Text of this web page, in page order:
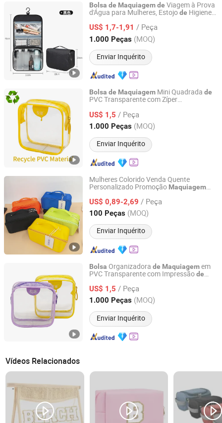
Bolsa de Maquiagemde Viagem à Prova
d'Água para Mulheres, Estojode Higiene
Estojo Preto
US$ 1,7-1,91 / Peça
1.000 Peças (MOQ)
Enviar Inquérito
Hangzhou Huaxin Industry & Trade Co., Ltd.
Zhejiang, China Desde 2025
Bolsa de Maquiagem Mini Quadrada de
PVC Transparente com Zíper
US$ 1,5 / Peça
1.000 Peças (MOQ)
Enviar Inquérito
Wenzhou Chenfa Packaging Co., Ltd.
Zhejiang, China Desde 2025
Mulheres Colorido Venda Quente
Personalizado Promoção Maquiagem
Impermeável Necessaire
Multifuncional Escova
Cosméticos
US$ 0,89-2,69 / Peça
100 Peças (MOQ)
Enviar Inquérito
Yiwu Ginzeal Bag Co., Ltd.
Zhejiang, China Desde 2024
Bolsa Organizadora de Maquiagemem
PVC Transparente com Impressãode
Quadrado
US$ 1,5 / Peça
1.000 Peças (MOQ)
Enviar Inquérito
Wenzhou Chenfa Packaging Co., Ltd.
Zhejiang, China Desde 2025
Vídeos Relacionados